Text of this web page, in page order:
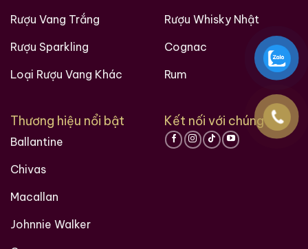
Rượu Thuốc Chí Bảo
Tam Dương
500ml / 40%
0,0 (0 đánh giá)
Rượu Mao Đài Quý
Châu Ngũ Sao – Cáp
Họa Hữu Nghị 2021
500ml / 53%
(0 đánh giá)
Hotline
Giới Thiệu Một Số Mẫu Rượu Whisky
Rượu Vang Trắng
Rượu Sparkling
Loại Rượu Vang Khác
Rượu Whisky Nhật
Cognac
Rum
Thương hiệu nổi bật
Ballantine
Chivas
Macallan
Johnnie Walker
Kết nối với chúng tôi